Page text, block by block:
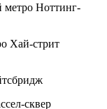
метро Ноттинг-
Хай-стрит
сквер